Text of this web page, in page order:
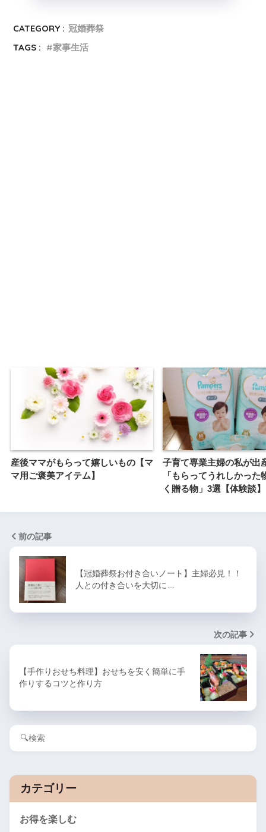
CATEGORY : 冠婚葬祭
TAGS :
家事生活
産後ママがもらって嬉しいもの【マ
マ用ご褒美アイテム】
子育て専業主婦の私が出
「もらってうれしかった
く贈る物」3選【体験談】
前の記事
【冠婚葬祭お付き合いノート】主婦必見！！
人との付き合いを大切に…
次の記事
【手作りおせち料理】おせちを安く簡単に手
作りするコツと作り方
カテゴリー
お得を楽しむ